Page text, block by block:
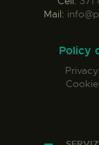
Mail:
Policy